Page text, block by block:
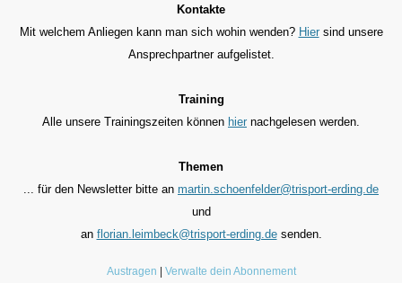
Kontakte
Mit welchem Anliegen kann man sich wohin wenden? Hiersind unsere
Ansprechpartner aufgelistet.
Training
Alle unsere Trainingszeiten können hier nachgelesen werden.
Themen
... für den Newsletter bitte an martin.schoenfelder@trisport-erding.de
und
an florian.leimbeck@trisport-erding.desenden.
Austragen
Verwalte dein Abonnement